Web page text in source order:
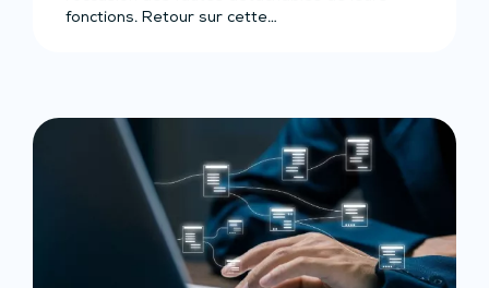
fonctions. Retour sur cette…